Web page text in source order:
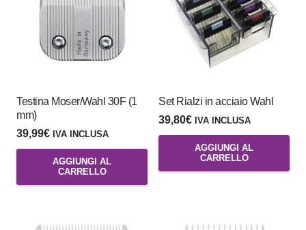
Testina Moser/Wahl 30F (1
mm)
39,99€ IVA INCLUSA
AGGIUNGI AL
CARRELLO
Set Rialzi in acciaio Wahl
39,80€ IVA INCLUSA
AGGIUNGI AL
CARRELLO